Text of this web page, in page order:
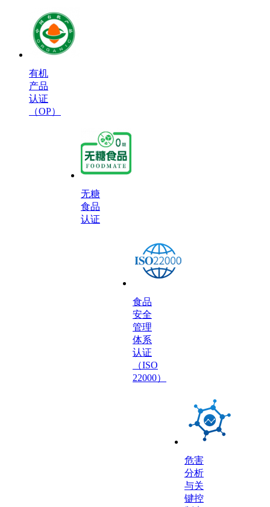
有机
产品
认证
（OP）
无糖
食品
认证
食品
安全
管理
体系
认证
（ISO
22000）
危害
分析
与关
键控